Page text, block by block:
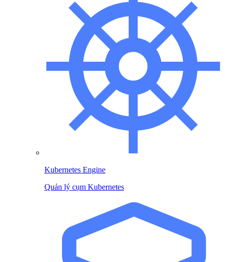
Kubernetes Engine
Quản lý cụm Kubernetes